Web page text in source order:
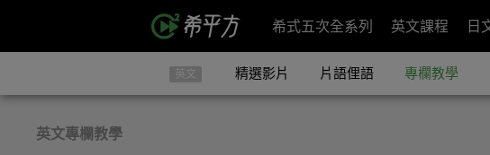
希式五次全系列 英文課程 日
英文 精選影片 片語俚語 專欄教學
英文專欄教學